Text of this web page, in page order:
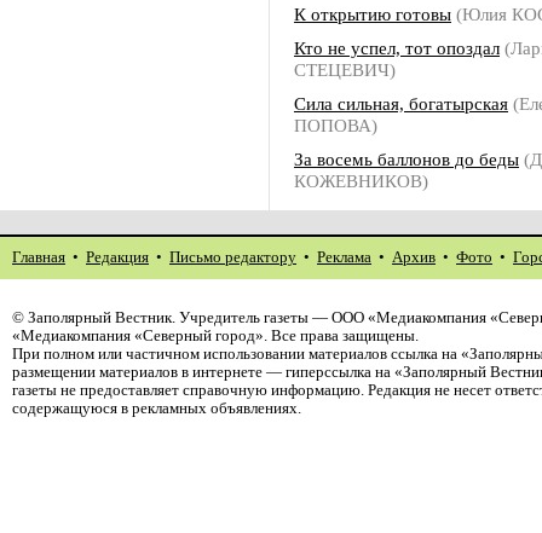
К открытию готовы (Юлия
Кто не успел, тот опоздал
СТЕЦЕВИЧ)
Сила сильная, богатырская
ПОПОВА)
За восемь баллонов до беды
КОЖЕВНИКОВ)
Главная • Редакция • Письмо редактору • Реклама • Архив • Фото •
© Заполярный Вестник. Учредитель газеты — ООО «Медиакомпания
«Медиакомпания «Северный город». Все права защищены.
При полном или частичном использовании материалов ссылка на
размещении материалов в интернете — гиперссылка на «Заполярный
газеты не предоставляет справочную информацию. Редакция не несет
содержащуюся в рекламных объявлениях.